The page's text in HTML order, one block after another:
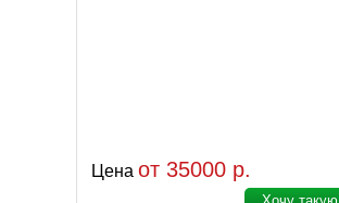
Ценаот 35000 р.